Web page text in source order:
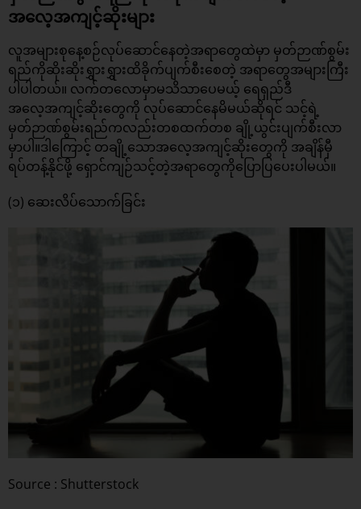
အလေ့အကျင့်ဆိုးများ
လူအများစုနေ့စဉ်လုပ်ဆောင်နေတဲ့အရာတွေထဲမှာ မှတ်ဉာဏ်စွမ်း
ရည်ကိုဆိုးဆိုးရွှားရွှားထိခိုက်ပျက်စီးစေတဲ့ အရာတွေအများကြီး
ပါပါတယ်။ လက်တလောမှာမသိသာပေမယ့် ရေရှည်ဒီ
အလေ့အကျင့်ဆိုးတွေကို လုပ်ဆောင်နေမိမယ်ဆိုရင် သင့်ရဲ့
မှတ်ဉာဏ်စွမ်းရည်ကလည်းတစထက်တစ ချို့ယွင်းပျက်စီးလာ
မှာပါ။ဒါကြောင့် တချို့သောအလေ့အကျင့်ဆိုးတွေကို အချိန်မှီ
ရပ်တန့်နိုင်ဖို့ ရှောင်ကျဉ်သင့်တဲ့အရာတွေကိုပြောပြပေးပါမယ်။
(၁) ဆေးလိပ်သောက်ခြင်း
Source : Shutterstock